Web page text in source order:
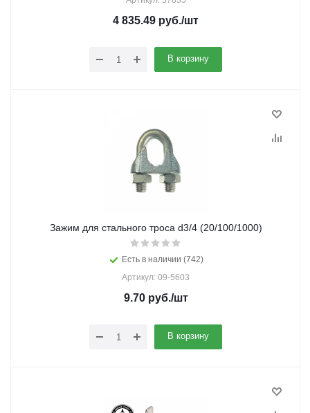
4 835.49 руб./шт
В корзину
Зажим для стального троса d3/4 (20/100/1000)
Есть в наличии (742)
Артикул: 09-5603
9.70руб./шт
В корзину